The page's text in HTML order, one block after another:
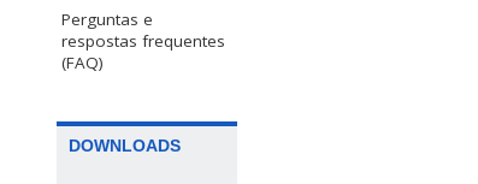
Perguntas e
respostas frequentes
(FAQ)
DOWNLOADS